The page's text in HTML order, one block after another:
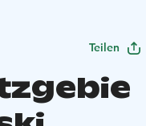
Teilen